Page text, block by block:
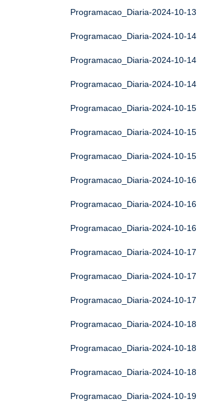
Programacao_Diaria-2024-10-13
Programacao_Diaria-2024-10-14
Programacao_Diaria-2024-10-14
Programacao_Diaria-2024-10-14
Programacao_Diaria-2024-10-15
Programacao_Diaria-2024-10-15
Programacao_Diaria-2024-10-15
Programacao_Diaria-2024-10-16
Programacao_Diaria-2024-10-16
Programacao_Diaria-2024-10-16
Programacao_Diaria-2024-10-17
Programacao_Diaria-2024-10-17
Programacao_Diaria-2024-10-17
Programacao_Diaria-2024-10-18
Programacao_Diaria-2024-10-18
Programacao_Diaria-2024-10-18
Programacao_Diaria-2024-10-19